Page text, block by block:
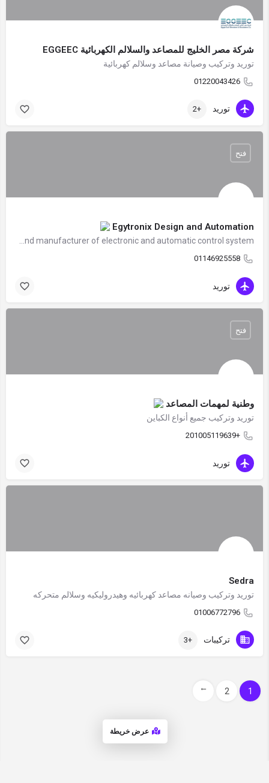
شركة مصر الخليج للمصاعد والسلالم الكهربائية EGGEEC
توريد وتركيب وصيانة مصاعد وسلالم كهربائية
01220043426
توريد +2
Egytronix Design and Automation
01146925558
فتح
توريد
وطنية لمهمات المصاعد
توريد وتركيب جميع أنواع الكباين
+201005119639
فتح
توريد
Sedra
توريد وتركيب وصيانه مصاعد كهربائيه وهيدروليكيه وسلالم متحركه
01006772796
تركيبات +3
1
2
→
عرض خريطة